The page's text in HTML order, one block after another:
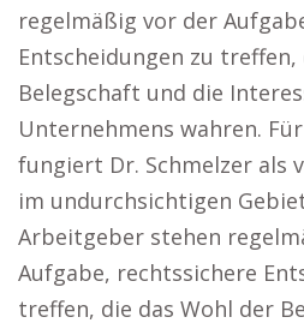
regelmäßig vor der
Entscheidungen zu
Belegschaft und die
Unternehmens wahren.
fungiert Dr. Schmelzer als
im undurchsichtigen
Arbeitgeber stehen
Aufgabe, rechtssichere
treffen, die das Wohl der